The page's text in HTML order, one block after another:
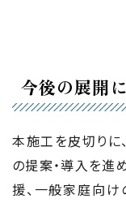
今後の展開
本施工を皮切りに
の提案・導入を進
援、一般家庭向け